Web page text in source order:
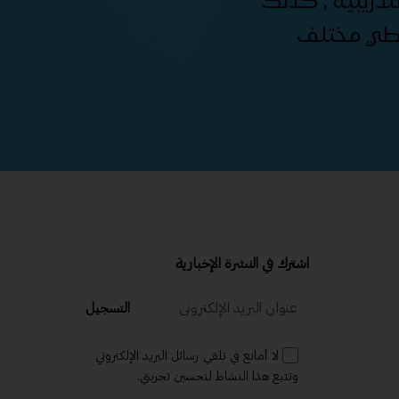
مختلف
اشترك في النشرة الإخبارية
التسجيل
لا أمانع في تلقي رسائل البريد الإلكتروني
وتتبع هذا النشاط لتحسين تجربتي.